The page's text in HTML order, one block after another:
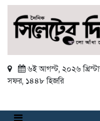
৬ই আগস্ট, ২০২৬
সফর, ১৪৪৮ হিজরি